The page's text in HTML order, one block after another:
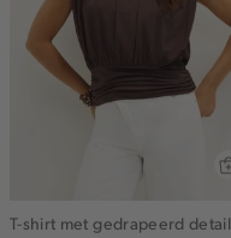
T-shirt met gedrapeerd detail